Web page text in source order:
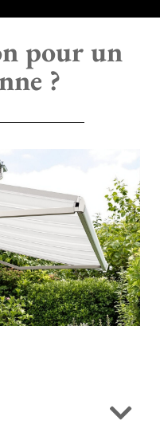
pour un
?